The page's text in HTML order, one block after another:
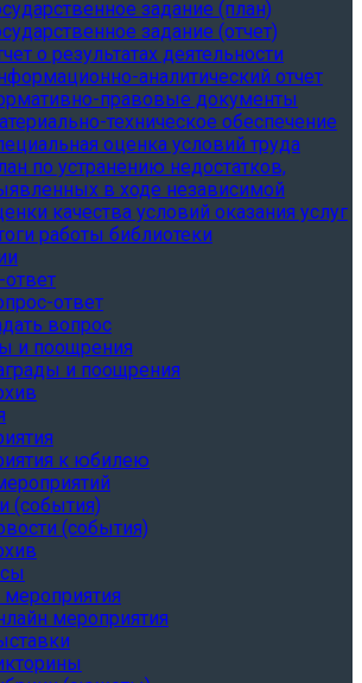
задание (план)
задание (отчет)
о результатах деятельности
аналитический отчет
правовые документы
техническое обеспечение
оценка условий труда
по устранению недостатков,
в ходе независимой
качества условий оказания услуг
работы библиотеки
ответ
вопрос
и поощрения
и поощрения
к юбилею
(события)
(события)
мероприятия